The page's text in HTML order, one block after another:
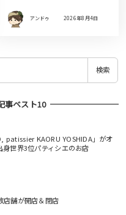
アンドゥ 2026年8月4日
検索
事ベスト10
patissier KAORU YOSHIDA」がオ
世界3位パティシエのお店
店舗が開店＆閉店